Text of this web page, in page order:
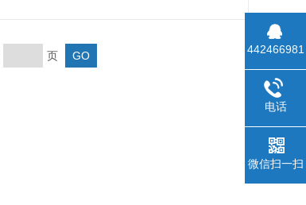
页 442466981
电话
微信扫一扫